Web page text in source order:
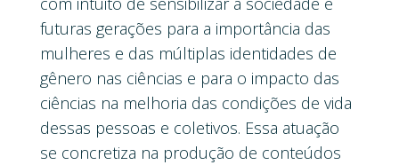
futuras gerações para a importância das
mulheres e das múltiplas identidades de
gênero nas ciências e para o impacto das
ciências na melhoria das condições de vida
dessas pessoas e coletivos. Essa atuação
se concretiza na produção de conteúdos